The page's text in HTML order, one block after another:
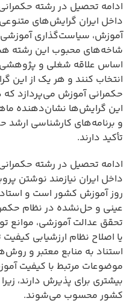
ادامه تحصیل در رشته
داخل ایران گرایش‌های
آموزش، سیاست‌گذاری آموزشی
شاخه‌های محبوب این رشته
اساس علاقه شغلی و پژوهشی
انتخاب کنند و هر یک از این
حکمرانی آموزش می‌پردازد که
این گرایش‌ها نشان‌دهنده
و برنامه‌های کارشناسی ارشد
تأکید دارند.
ادامه تحصیل در رشته
داخل ایران نیازمند نوشتن
روز آموزش کشور است و
عینی و حل‌نشده در نظام
تحقق عدالت آموزشی،
یا اصلاح نظام ارزشیابی کیفیت
استناد به منابع معتبر و
موضوعات مرتبط با کیفیت
بیشتری برای پذیرش دارند،
کشور محسوب می‌شوند.